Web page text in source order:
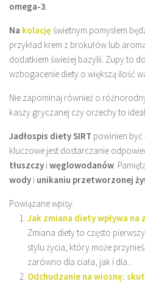
omega-3.
Na kolację świetnym pomysłem
przykład krem z brokułów lub
dodatkiem świeżej bazylii. Zupy to
wzbogacenie diety o większą ilość
Nie zapominaj również o
kaszy gryczanej czy orzechy to
Jadłospis diety SIRT powinien
kluczowe jest dostarczanie
tłuszczy iwęglowodanów.
wody i unikaniu przetworzonej
Powiązane wpisy:
Jak zmiana diety wpływa na
Zmiana diety to często
stylu życia, który może
zarówno dla ciała, jak i dla...
Odchudzanie na wiosnę: